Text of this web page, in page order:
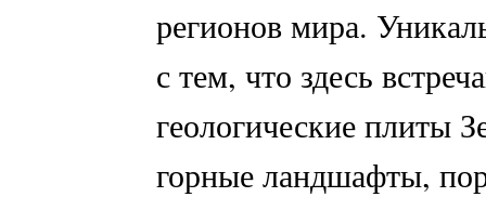
регионов мира.
с тем, что здесь
геологические плиты
горные ландшафты,